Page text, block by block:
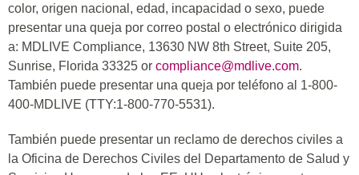
color, origen nacional, edad, incapacidad o sexo, puede
presentar una queja por correo postal o electrónico dirigida
a: MDLIVE Compliance, 13630 NW 8th Street, Suite 205,
Sunrise, Florida 33325 or compliance@mdlive.com.
También puede presentar una queja por teléfono al 1-800-
400-MDLIVE (TTY:1-800-770-5531).
También puede presentar un reclamo de derechos civiles a
la Oficina de Derechos Civiles del Departamento de Salud y